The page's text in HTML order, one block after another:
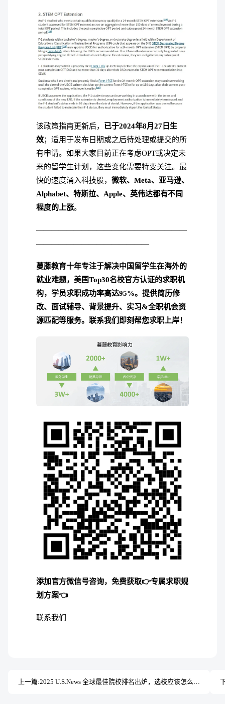
该政策指南更新后， 已于2024年8月27日生
效；适用于发布日期或之后待处理或提交的所
有申请。如果大家目前正在考虑OPT或决定未
来的留学生计划，这些变化需要特变关注。最
快的速度涌入科技股， 微软、Meta、亚马逊、
Alphabet、特斯拉、Apple、英伟达都有不同
程度的上涨。
————————————————————
———————————————
蔓藤教育十年专注于解决中国留学生在海外的
就业难题，美国Top30名校官方认证的求职机
构，学员求职成功率高达95%。 提供简历修
改、面试辅导、背景提升、实习&全职机会资
源匹配等服务。联系我们即刻帮您求职上岸！
添加官方微信号咨询，免费获取👉专属求职规
划方案👈
联系我们
上一篇: 2025 U.S.News 全球最佳院校排名出炉，选校应该怎么参考？